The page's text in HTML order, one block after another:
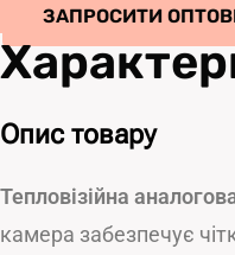
ЗАПРОСИТИ
Опис товару
Тепловізійна
камера забезпечує